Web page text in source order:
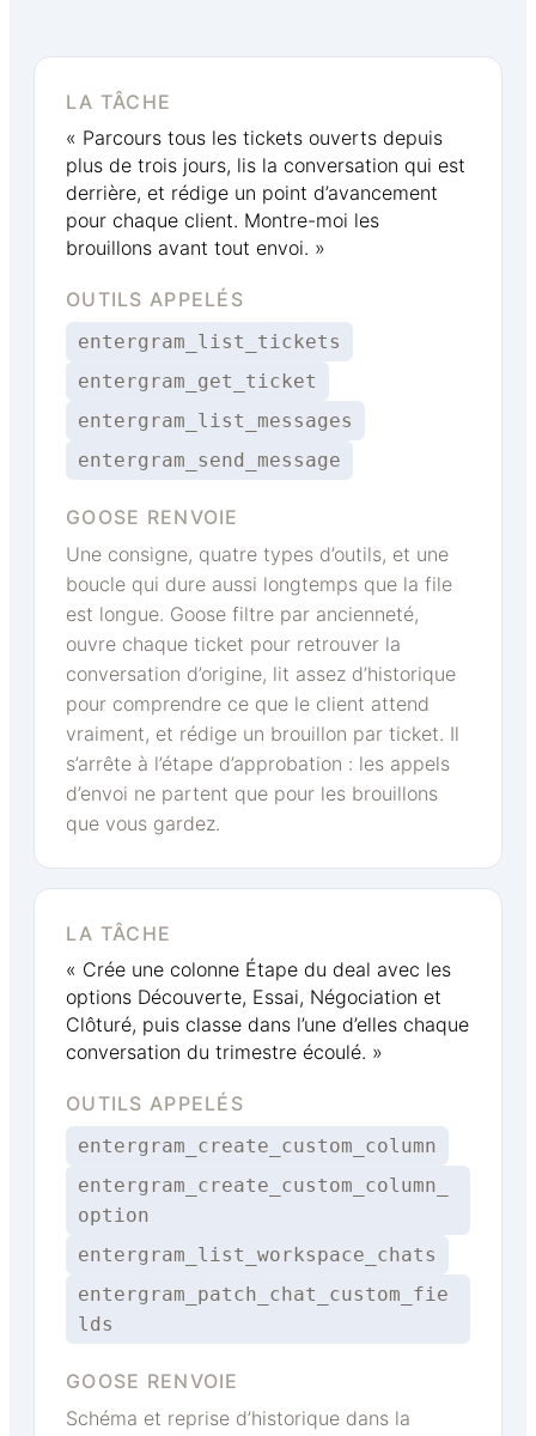
LA TÂCHE
« Parcours tous les tickets ouverts depuis
plus de trois jours, lis la conversation qui est
derrière, et rédige un point d’avancement
pour chaque client. Montre-moi les
brouillons avant tout envoi. »
OUTILS APPELÉS
entergram_list_tickets
entergram_get_ticket
entergram_list_messages
entergram_send_message
GOOSE RENVOIE
Une consigne, quatre types d’outils, et une
boucle qui dure aussi longtemps que la file
est longue. Goose filtre par ancienneté,
ouvre chaque ticket pour retrouver la
conversation d’origine, lit assez d’historique
pour comprendre ce que le client attend
vraiment, et rédige un brouillon par ticket. Il
s’arrête à l’étape d’approbation : les appels
d’envoi ne partent que pour les brouillons
que vous gardez.
LA TÂCHE
« Crée une colonne Étape du deal avec les
options Découverte, Essai, Négociation et
Clôturé, puis classe dans l’une d’elles chaque
conversation du trimestre écoulé. »
OUTILS APPELÉS
entergram_create_custom_column
entergram_create_custom_column_
option
entergram_list_workspace_chats
entergram_patch_chat_custom_fie
lds
GOOSE RENVOIE
Schéma et reprise d’historique dans la